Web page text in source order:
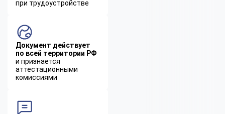
при трудоустройстве
Документ действует
по всей территории РФ
и признается
аттестационными
комиссиями